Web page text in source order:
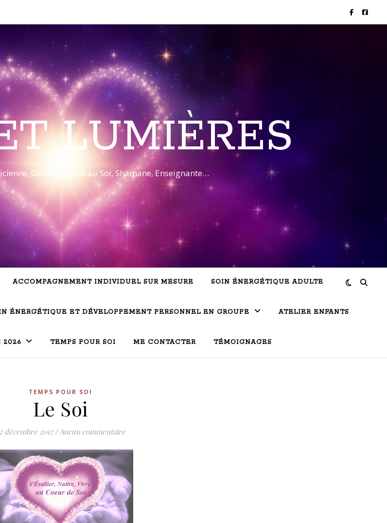
LUMIÈRES
Guide à l'Éveil au Soi, Shamane, Enseignante…
ACCOMPAGNEMENT INDIVIDUEL SUR MESURE SOIN ÉNERGÉTIQUE ADULTE
ÉNERGÉTIQUE ET DÉVELOPPEMENT PERSONNEL EN GROUPE ATELIER ENFANTS
2026 TEMPS POUR SOI ME CONTACTER TÉMOIGNAGES
TEMPS POUR SOI
Le Soi
décembre 2017 /Aucun commentaire